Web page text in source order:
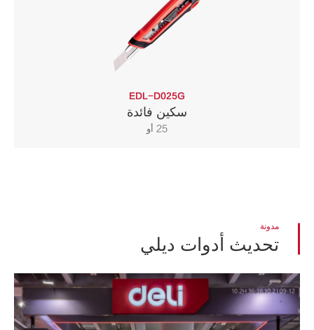
EDL-D025G
سكين فائدة
25 أو
مدونة
تحديث أدوات ديلي